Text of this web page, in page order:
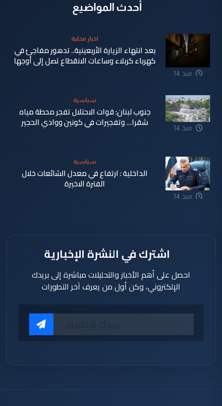
أحدث المواضيع
منذ 14
اخبار محلية
بعد انتهاء الزيارة الأربعينية.. تدهور مفاجئ في
كهرباء كربلاء وساعات الانقطاع تصل إلى أوجها
منذ 14
سياسية
جنوب لبنان: قوات الاحتلال تفجر محطة مياه
شقرا… وتفجيرات في كونين ووادي الحجير
منذ 14
سياسية
الداخلية : ارتفاع في معدل الشائعات خلال
الفترة الاخيرة
اشترك في النشرة الإخبارية
احصل على أهم الأخبار والتحليلات مباشرة إلى بريدك
الإلكتروني، وكن أول من يعرف آخر التطورات